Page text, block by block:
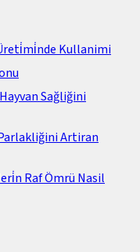
Kullanimi
Sağliğini
Artiran
Raf Ömrü Nasil